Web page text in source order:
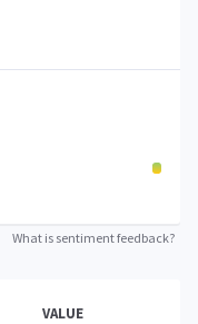
What is sentiment feedback?
VALUE